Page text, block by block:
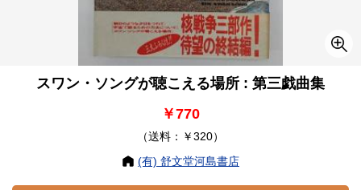
スワン・ソングが聴こえる場所 : 第三戯曲集
￥770
（送料：￥320）
(有) 舒文堂河島書店